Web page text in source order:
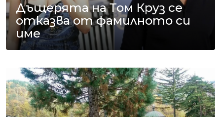
Дъщерята на Том Круз се
отказва от фамилното си
име